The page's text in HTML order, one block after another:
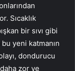
Sıcaklık
bir sıvı gibi
yeni katmanın
dondurucu
zor ve